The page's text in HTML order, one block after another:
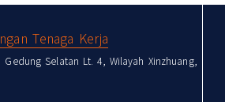
Tenaga Kerja
Selatan Lt. 4, Wilayah Xinzhuang,